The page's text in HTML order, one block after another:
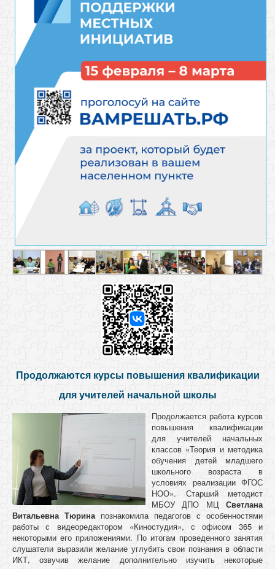
Продолжаются курсы повышения квалификации
для учителей начальной школы
Продолжается работа курсов
повышения квалификации
для учителей начальных
классов «Теория и методика
обучения детей младшего
школьного возраста в
условиях реализации ФГОС
НОО». Старший методист
МБОУ ДПО МЦ Светлана
Витальевна Тюрина познакомила педагогов с особенностями
работы с видеоредактором «Киностудия», с офисом 365 и
некоторыми его приложениями. По итогам проведенного занятия
слушатели выразили желание углубить свои познания в области
ИКТ, озвучив желание дополнительно изучить некоторые